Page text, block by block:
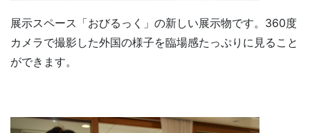
展示スペース「おびるっく」の新しい展示物です。360度
カメラで撮影した外国の様子を臨場感たっぷりに見ること
ができます。